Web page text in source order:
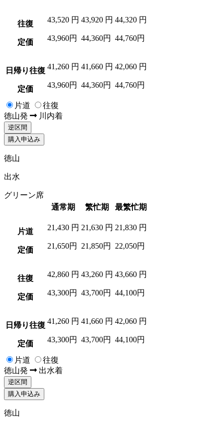
往復
定価
43,520 円
43,960円
43,920 円
44,360円
44,320 円
44,760円
日帰り往復
定価
41,260 円
43,960円
41,660 円
44,360円
42,060 円
44,760円
片道
往復
徳山発 川内着
逆区間
購入申込み
徳山
出水
グリーン席
通常期
繁忙期 最繁忙期
片道
定価
21,430 円
21,650円
21,630 円
21,850円
21,830 円
22,050円
往復
定価
42,860 円
43,300円
43,260 円
43,700円
43,660 円
44,100円
日帰り往復
定価
41,260 円
43,300円
41,660 円
43,700円
42,060 円
44,100円
片道
往復
徳山発 出水着
逆区間
購入申込み
徳山